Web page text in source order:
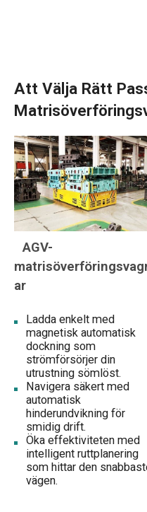
Att Välja Rätt
AGV-
ar
Ladda enkelt med
magnetisk automatisk
dockning som
strömförsörjer din
utrustning sömlöst.
Navigera säkert med
automatisk
hinderundvikning för
smidig drift.
Öka effektiviteten med
intelligent ruttplanering
som hittar den
vägen.